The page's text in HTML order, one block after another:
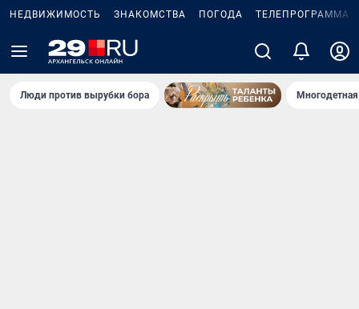
НЕДВИЖИМОСТЬ ЗНАКОМСТВА ПОГОДА ТЕЛЕПРОГРАММА
Люди против вырубки бора